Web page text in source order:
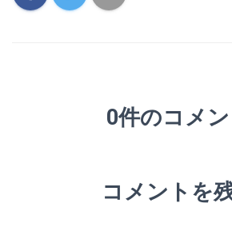
0件のコメン
コメントを